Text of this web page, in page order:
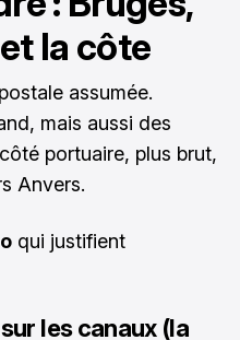
la côte
assumée.
mais aussi des
portuaire, plus brut,
Anvers.
qui justifient
les canaux (la